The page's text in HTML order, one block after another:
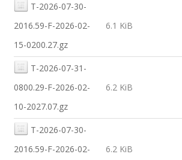
T-2026-07-30-
2016.59-F-2026-02-
15-0200.27.gz
6.1 KiB
T-2026-07-31-
0800.29-F-2026-02-
10-2027.07.gz
6.2 KiB
T-2026-07-30-
2016.59-F-2026-02-
6.2 KiB